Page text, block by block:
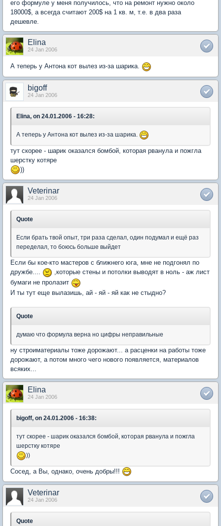
его формуле у меня получилось, что на ремонт нужно около
18000$, а всегда считают 200$ на 1 кв. м, т.е. в два раза
дешевле.
Elina
24 Jan 2006
А теперь у Антона кот вылез из-за шарика.
bigoff
24 Jan 2006
Elina, on 24.01.2006 - 16:28:
А теперь у Антона кот вылез из-за шарика.
тут скорее - шарик оказался бомбой, которая рванула и пожгла
шерстку котяре
))
Veterinar
24 Jan 2006
Quote
Если брать твой опыт, три раза сделал, один подумал и ещё раз
переделал, то боюсь больше выйдет
Если бы кое-кто мастеров с ближнего юга, мне не подгонял по
дружбе....
,которые стены и потолки выводят в ноль - аж лист
бумаги не пролазит
И ты тут еще вылазишь, ай - яй - яй как не стыдно?
Quote
думаю что формула верна но цифры неправильные
ну строиматериалы тоже дорожают... а расценки на работы тоже
дорожают, а потом много чего нового появляется, материалов
всяких...
Elina
24 Jan 2006
bigoff, on 24.01.2006 - 16:38:
тут скорее - шарик оказался бомбой, которая рванула и пожгла
шерстку котяре
))
Сосед, а Вы, однако, очень добры!!!
Veterinar
24 Jan 2006
Quote